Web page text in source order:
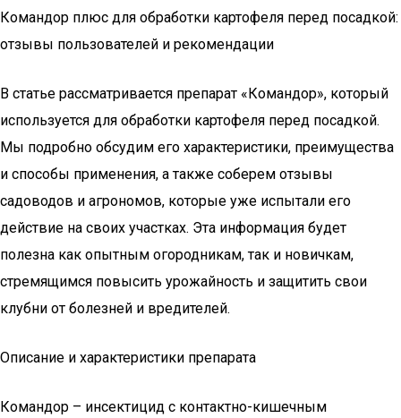
Командор плюс для обработки картофеля перед посадкой:
отзывы пользователей и рекомендации
В статье рассматривается препарат «Командор», который
используется для обработки картофеля перед посадкой.
Мы подробно обсудим его характеристики, преимущества
и способы применения, а также соберем отзывы
садоводов и агрономов, которые уже испытали его
действие на своих участках. Эта информация будет
полезна как опытным огородникам, так и новичкам,
стремящимся повысить урожайность и защитить свои
клубни от болезней и вредителей.
Описание и характеристики препарата
Командор – инсектицид с контактно-кишечным